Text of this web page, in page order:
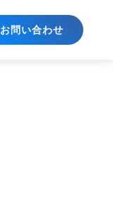
お問い合わせ